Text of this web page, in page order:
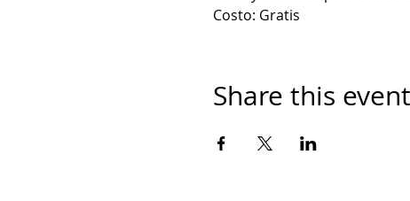
Costo: Gratis
Share this event